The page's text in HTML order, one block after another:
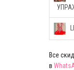
Все
в